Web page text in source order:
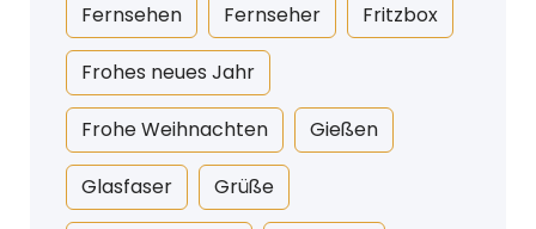
Fernsehen Fernseher Fritzbox
Frohes neues Jahr
Frohe Weihnachten Gießen
Glasfaser Grüße